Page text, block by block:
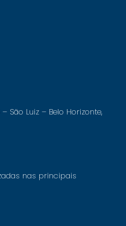
São Luiz – Belo Horizonte,
nas principais